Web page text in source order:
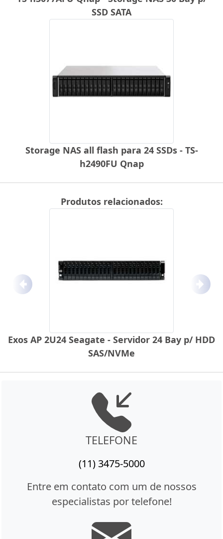
SSD SATA
Storage NAS all flash para 24 SSDs - TS-
h2490FU Qnap
Produtos relacionados:
Exos AP 2U24 Seagate - Servidor 24 Bay p/ HDD
SAS/NVMe
Anterior
TELEFONE
(11) 3475-5000
Entre em contato com um de nossos
especialistas por telefone!